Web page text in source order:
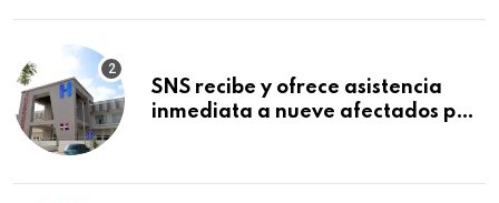
SNS recibe y ofrece asistencia
inmediata a nueve afectados por
Macorís